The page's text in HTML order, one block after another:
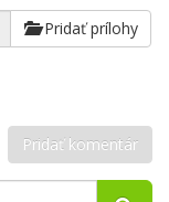
Pridať prílohy